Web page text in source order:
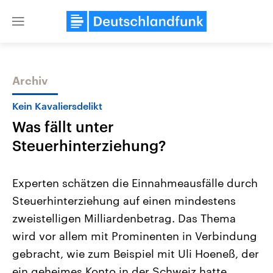
Close
Themen
Landtagswahl Sachsen-Anhalt
2026
Alle Informationen
Sachsen-Anhalt wählt am 6.
September 2026 einen neuen
Landtag. Seit 2021 wird das
Bundesland von einer Koalition aus
USA
Aktuelle Beiträge,
Hintergründe
Wirtschaftlich und
gehören die Vereinigten
den mächtigsten Ländern
mit großem Einfluss auf
Archiv
Kein Kavaliersdelikt
Was fällt unter
Steuerhinterziehung?
Experten schätzen die Einnahmeausfälle durch
Steuerhinterziehung auf einen mindestens
zweistelligen Milliardenbetrag. Das Thema
wird vor allem mit Prominenten in Verbindung
gebracht, wie zum Beispiel mit Uli Hoeneß, der